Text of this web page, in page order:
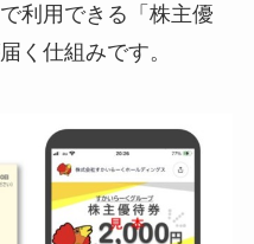
利用できる「株主優
く仕組みです。